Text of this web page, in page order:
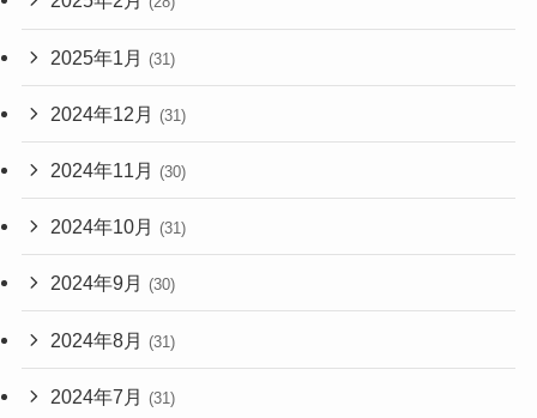
2025年1月 (31)
2024年12月 (31)
2024年11月 (30)
2024年10月 (31)
2024年9月 (30)
2024年8月 (31)
2024年7月 (31)